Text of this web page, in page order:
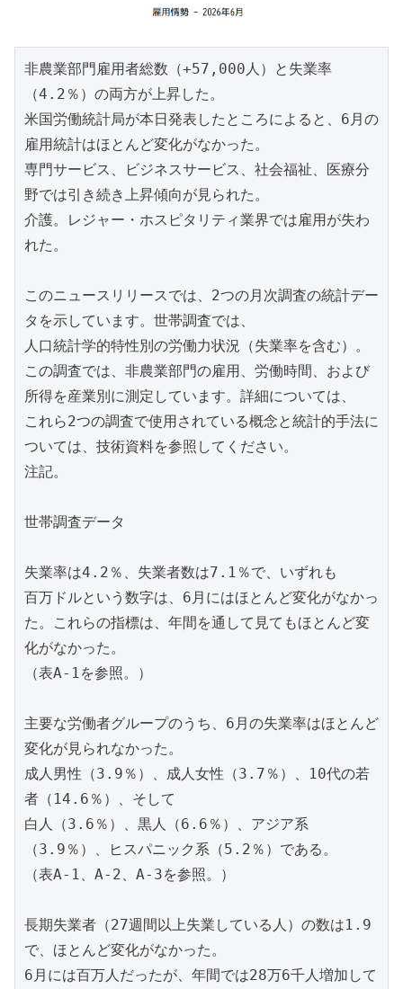
非農業部門雇用者総数（+57,000人）と失業率
（4.2％）の両方が上昇した。
米国労働統計局が本日発表したところによると、6月の
雇用統計はほとんど変化がなかった。
専門サービス、ビジネスサービス、社会福祉、医療分
野では引き続き上昇傾向が見られた。
介護。レジャー・ホスピタリティ業界では雇用が失わ
れた。
このニュースリリースでは、2つの月次調査の統計デー
タを示しています。世帯調査では、
人口統計学的特性別の労働力状況（失業率を含む）。
この調査では、非農業部門の雇用、労働時間、および
所得を産業別に測定しています。詳細については、
これら2つの調査で使用されている概念と統計的手法に
ついては、技術資料を参照してください。
注記。
世帯調査データ
失業率は4.2％、失業者数は7.1％で、いずれも
百万ドルという数字は、6月にはほとんど変化がなかっ
た。これらの指標は、年間を通して見てもほとんど変
化がなかった。
（表A-1を参照。）
主要な労働者グループのうち、6月の失業率はほとんど
変化が見られなかった。
成人男性（3.9％）、成人女性（3.7％）、10代の若
者（14.6％）、そして
白人（3.6％）、黒人（6.6％）、アジア系
（3.9％）、ヒスパニック系（5.2％）である。
（表A-1、A-2、A-3を参照。）
長期失業者（27週間以上失業している人）の数は1.9
で、ほとんど変化がなかった。
6月には百万人だったが、年間では28万6千人増加して